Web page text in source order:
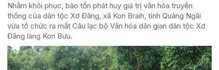
Nhằm khôi phục, bảo tồn phát huy giá trị văn hóa truyền
thống của dân tộc Xơ Đăng, xã Kon Braih, tỉnh Quảng Ngãi
vừa tổ chức ra mắt Câu lạc bộ Văn hóa dân gian dân tộc Xơ
Đăng làng Kon Bưu.